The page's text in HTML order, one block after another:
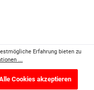
Erfahrung bieten zu
...
Cookies akzeptieren